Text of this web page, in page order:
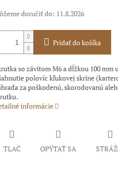
doručiť do: 11.8.2026
Pridať do košíka
so závitom M6 a dĺžkou 100 mm
polovíc kľukovej skrine
za poškodenú, skorodovanú
informácie
TLAČ OPÝTAŤ SA